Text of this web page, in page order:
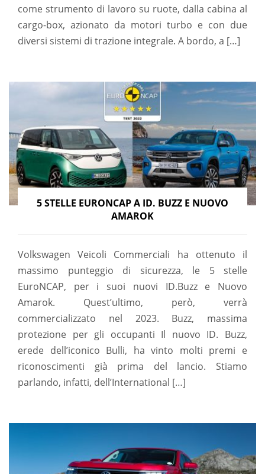
come strumento di lavoro su ruote, dalla cabina al
cargo-box, azionato da motori turbo e con due
diversi sistemi di trazione integrale. A bordo, a […]
5 STELLE EURONCAP A ID. BUZZ E NUOVO
AMAROK
Volkswagen Veicoli Commerciali ha ottenuto il
massimo punteggio di sicurezza, le 5 stelle
EuroNCAP, per i suoi nuovi ID.Buzz e Nuovo
Amarok. Quest’ultimo, però, verrà
commercializzato nel 2023. Buzz, massima
protezione per gli occupanti Il nuovo ID. Buzz,
erede dell’iconico Bulli, ha vinto molti premi e
riconoscimenti già prima del lancio. Stiamo
parlando, infatti, dell’International […]